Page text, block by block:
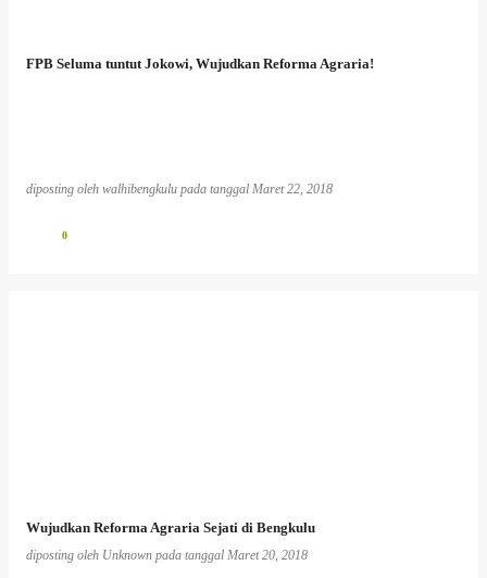
FPB Seluma tuntut Jokowi, Wujudkan Reforma Agraria!
diposting oleh walhibengkulu pada tanggal Maret 22, 2018
0
Wujudkan Reforma Agraria Sejati di Bengkulu
diposting oleh Unknown pada tanggal Maret 20, 2018